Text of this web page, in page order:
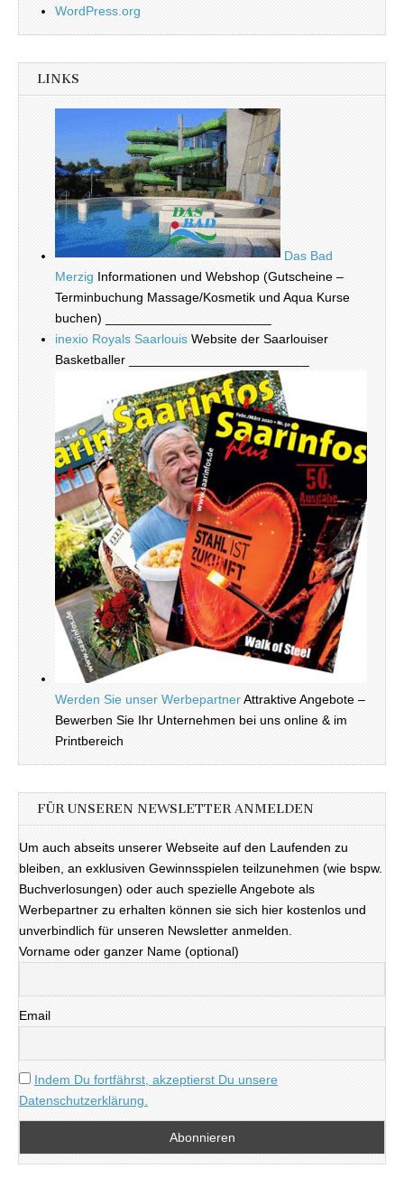
WordPress.org
LINKS
Das Bad
Merzig Informationen und Webshop (Gutscheine –
Terminbuchung Massage/Kosmetik und Aqua Kurse
buchen) _______________________
inexio Royals Saarlouis Website der Saarlouiser
Basketballer _________________________
Werden Sie unser WerbepartnerAttraktive Angebote –
Bewerben Sie Ihr Unternehmen bei uns online & im
Printbereich
FÜR UNSEREN NEWSLETTER ANMELDEN
Um auch abseits unserer Webseite auf den Laufenden zu
bleiben, an exklusiven Gewinnsspielen teilzunehmen (wie bspw.
Buchverlosungen) oder auch spezielle Angebote als
Werbepartner zu erhalten können sie sich hier kostenlos und
unverbindlich für unseren Newsletter anmelden.
Vorname oder ganzer Name (optional)
Email
Indem Du fortfährst, akzeptierst Du unsere
Datenschutzerklärung.